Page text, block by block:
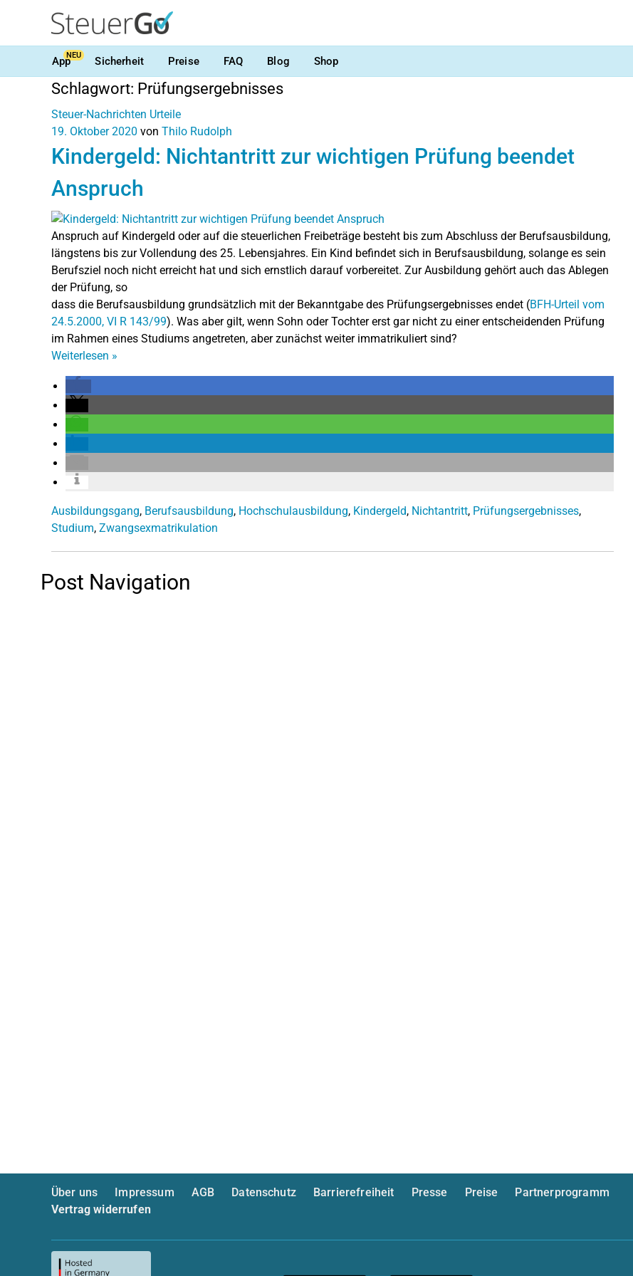
AppNEU Sicherheit Preise FAQ Blog Shop
Schlagwort: Prüfungsergebnisses
Steuer-Nachrichten Urteile
19. Oktober 2020 von Thilo Rudolph
Kindergeld: Nichtantritt zur wichtigen Prüfung beendet
Anspruch
Anspruch auf Kindergeld oder auf die steuerlichen Freibeträge besteht bis zum Abschluss der Berufsausbildung,
längstens bis zur Vollendung des 25. Lebensjahres. Ein Kind befindet sich in Berufsausbildung, solange es sein
Berufsziel noch nicht erreicht hat und sich ernstlich darauf vorbereitet. Zur Ausbildung gehört auch das Ablegen
der Prüfung, so
dass die Berufsausbildung grundsätzlich mit der Bekanntgabe des Prüfungsergebnisses endet (BFH-Urteil vom
24.5.2000, VI R 143/99). Was aber gilt, wenn Sohn oder Tochter erst gar nicht zu einer entscheidenden Prüfung
im Rahmen eines Studiums angetreten, aber zunächst weiter immatrikuliert sind?
Weiterlesen »
Ausbildungsgang, Berufsausbildung, Hochschulausbildung, Kindergeld, Nichtantritt, Prüfungsergebnisses,
Studium, Zwangsexmatrikulation
Post Navigation
Über uns Impressum AGB Datenschutz Barrierefreiheit Presse Preise
Partnerprogramm
Vertrag widerrufen